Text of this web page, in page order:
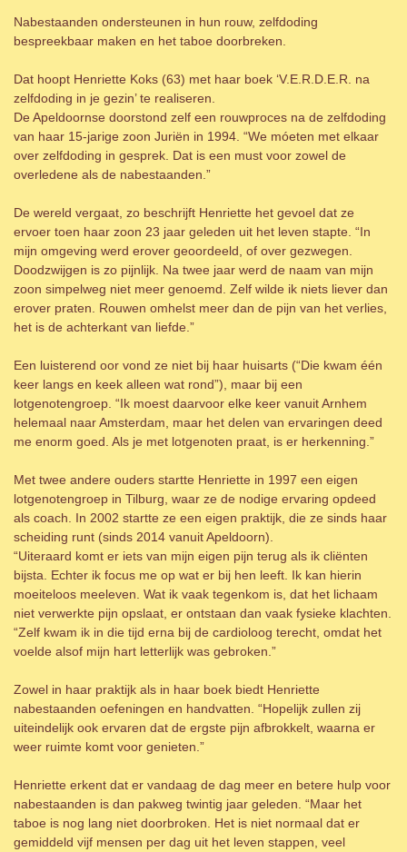
Nabestaanden ondersteunen in hun rouw, zelfdoding
bespreekbaar maken en het taboe doorbreken.
Dat hoopt Henriette Koks (63) met haar boek ‘V.E.R.D.E.R. na
zelfdoding in je gezin’ te realiseren.
De Apeldoornse doorstond zelf een rouwproces na de zelfdoding
van haar 15-jarige zoon Juriën in 1994. “We móeten met elkaar
over zelfdoding in gesprek. Dat is een must voor zowel de
overledene als de nabestaanden.”
De wereld vergaat, zo beschrijft Henriette het gevoel dat ze
ervoer toen haar zoon 23 jaar geleden uit het leven stapte. “In
mijn omgeving werd erover geoordeeld, of over gezwegen.
Doodzwijgen is zo pijnlijk. Na twee jaar werd de naam van mijn
zoon simpelweg niet meer genoemd. Zelf wilde ik niets liever dan
erover praten. Rouwen omhelst meer dan de pijn van het verlies,
het is de achterkant van liefde.”
Een luisterend oor vond ze niet bij haar huisarts (“Die kwam één
keer langs en keek alleen wat rond”), maar bij een
lotgenotengroep. “Ik moest daarvoor elke keer vanuit Arnhem
helemaal naar Amsterdam, maar het delen van ervaringen deed
me enorm goed. Als je met lotgenoten praat, is er herkenning.”
Met twee andere ouders startte Henriette in 1997 een eigen
lotgenotengroep in Tilburg, waar ze de nodige ervaring opdeed
als coach. In 2002 startte ze een eigen praktijk, die ze sinds haar
scheiding runt (sinds 2014 vanuit Apeldoorn).
“Uiteraard komt er iets van mijn eigen pijn terug als ik cliënten
bijsta. Echter ik focus me op wat er bij hen leeft. Ik kan hierin
moeiteloos meeleven. Wat ik vaak tegenkom is, dat het lichaam
niet verwerkte pijn opslaat, er ontstaan dan vaak fysieke klachten.
“Zelf kwam ik in die tijd erna bij de cardioloog terecht, omdat het
voelde alsof mijn hart letterlijk was gebroken.”
Zowel in haar praktijk als in haar boek biedt Henriette
nabestaanden oefeningen en handvatten. “Hopelijk zullen zij
uiteindelijk ook ervaren dat de ergste pijn afbrokkelt, waarna er
weer ruimte komt voor genieten.”
Henriette erkent dat er vandaag de dag meer en betere hulp voor
nabestaanden is dan pakweg twintig jaar geleden. “Maar het
taboe is nog lang niet doorbroken. Het is niet normaal dat er
gemiddeld vijf mensen per dag uit het leven stappen, veel